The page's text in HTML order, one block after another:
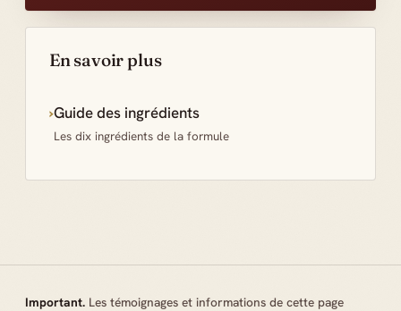
En savoir plus
›Guide des ingrédients
Les dix ingrédients de la formule
Important. Les témoignages et informations de cette page